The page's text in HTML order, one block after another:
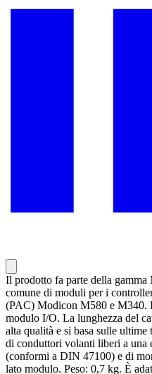
Il prodotto fa parte della
comune di moduli per i
(PAC) Modicon M580 e M340.
modulo I/O. La lunghezza del
alta qualità e si basa sulle
di conduttori volanti liberi a una
(conformi a DIN 47100) e di
lato modulo. Peso: 0,7 kg. È